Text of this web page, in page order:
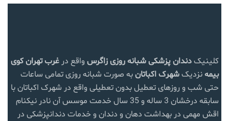
کلینیکدندان پزشکی شبانه روزی زاگرس واقع در غرب تهرانکوی
بیمهنزدیکشهرک اکباتانبه صورت شبانه روزی تمامی ساعات
حتی شب و روزهای تعطیل بدون تعطیلی واقع در شهرک اکباتان با
سابقه درخشان 3 ساله و 35 سال خدمت موسس آن نادر نیکنام
اقش مهمی در بهداشت دهان و دندان و خدمات دندانپزشکی در